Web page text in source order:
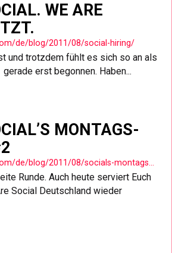
WE ARE
de/blog/2011/08/social-hiring/
und trotzdem fühlt es sich so an als
erst begonnen. Haben...
MONTAGS-
Runde. Auch heute serviert Euch
Social Deutschland wieder